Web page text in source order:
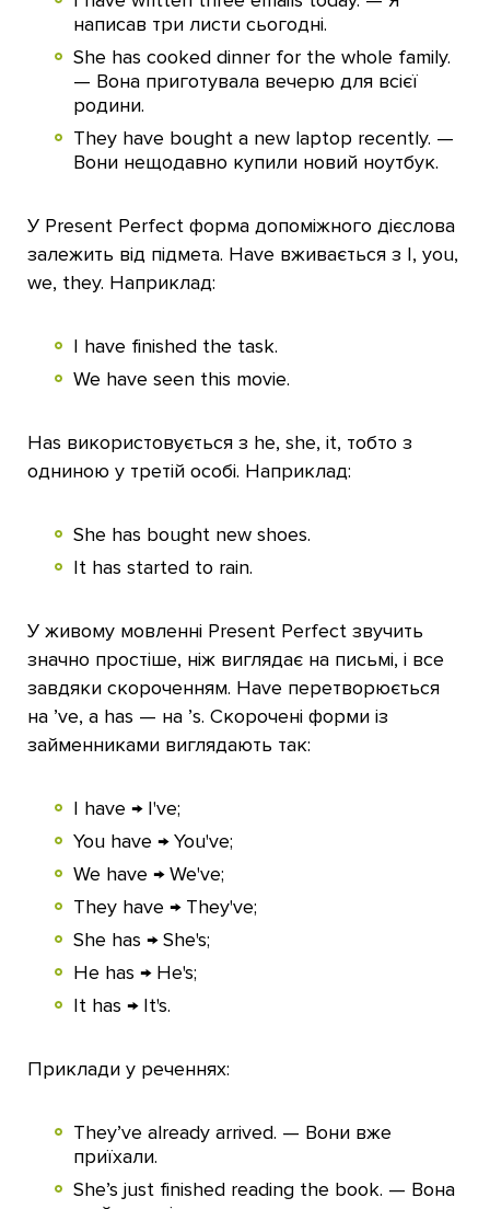
написав три листи сьогодні.
She has cooked dinner for the whole family.
— Вона приготувала вечерю для всієї
родини.
They have bought a new laptop recently. —
Вони нещодавно купили новий ноутбук.
У Present Perfect форма допоміжного дієслова
залежить від підмета. Have вживається з I, you,
we, they. Наприклад:
I have finished the task.
We have seen this movie.
Has використовується з he, she, it, тобто з
одниною у третій особі. Наприклад:
She has bought new shoes.
It has started to rain.
У живому мовленні Present Perfect звучить
значно простіше, ніж виглядає на письмі, і все
завдяки скороченням. Have перетворюється
на ’ve, а has — на ’s. Скорочені форми із
займенниками виглядають так:
I have → I've;
You have → You've;
We have → We've;
They have → They've;
She has → She's;
He has → He's;
It has → It's.
Приклади у реченнях:
They’ve already arrived. — Вони вже
приїхали.
She’s just finished reading the book. — Вона